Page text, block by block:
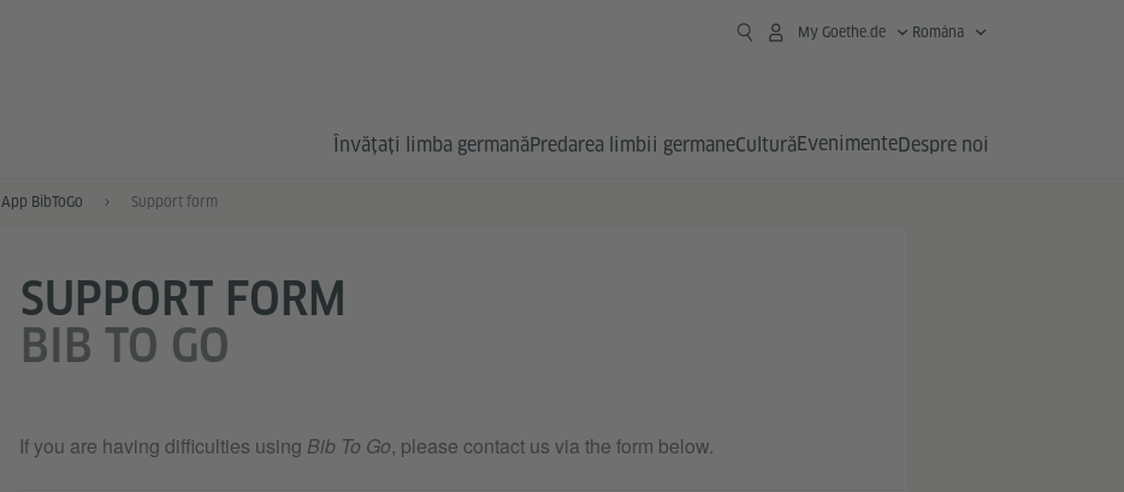
My Goethe.de Româna
Învățați limba germanăPredarea limbii germaneCulturăEvenimenteDespre noi
App BibToGo Support form
SUPPORT FORM
BIB TO GO
If you are having difficulties using Bib To Go, please contact us via the form below.